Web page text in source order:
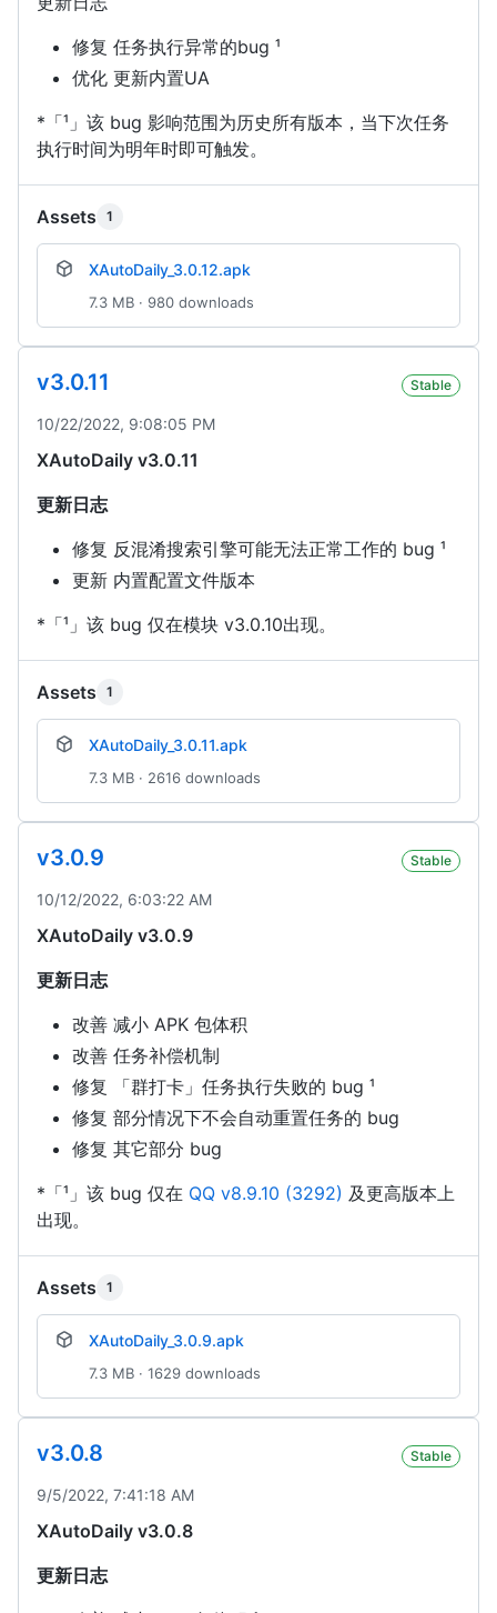
修复 任务执行异常的bug ¹
优化 更新内置UA
*「¹」该 bug 影响范围为历史所有版本，当下次任务
执行时间为明年时即可触发。
Assets 1
XAutoDaily_3.0.12.apk
7.3 MB · 980 downloads
v3.0.11 Stable
10/22/2022, 9:08:05 PM
XAutoDaily v3.0.11
更新日志
修复 反混淆搜索引擎可能无法正常工作的 bug ¹
更新 内置配置文件版本
*「¹」该 bug 仅在模块 v3.0.10出现。
Assets 1
XAutoDaily_3.0.11.apk
7.3 MB · 2616 downloads
v3.0.9 Stable
10/12/2022, 6:03:22 AM
XAutoDaily v3.0.9
更新日志
改善 减小 APK 包体积
改善 任务补偿机制
修复 「群打卡」任务执行失败的 bug ¹
修复 部分情况下不会自动重置任务的 bug
修复 其它部分 bug
*「¹」该 bug 仅在 QQ v8.9.10 (3292) 及更高版本上
出现。
Assets 1
XAutoDaily_3.0.9.apk
7.3 MB · 1629 downloads
v3.0.8 Stable
9/5/2022, 7:41:18 AM
XAutoDaily v3.0.8
更新日志